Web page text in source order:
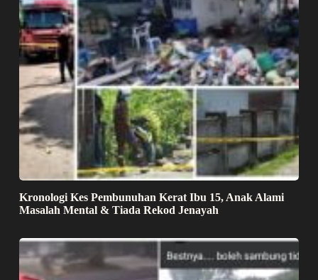
Kronologi Kes Pembunuhan Kerat Ibu 15, Anak Alami
Masalah Mental & Tiada Rekod Jenayah